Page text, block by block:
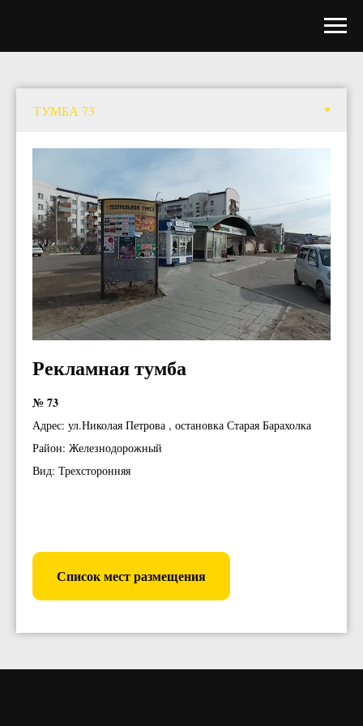
Рекламная тумба
№ 73
Адрес: ул.Николая Петрова , остановка Старая Барахолка
Район: Железнодорожный
Вид: Трехсторонняя
Список мест размещения